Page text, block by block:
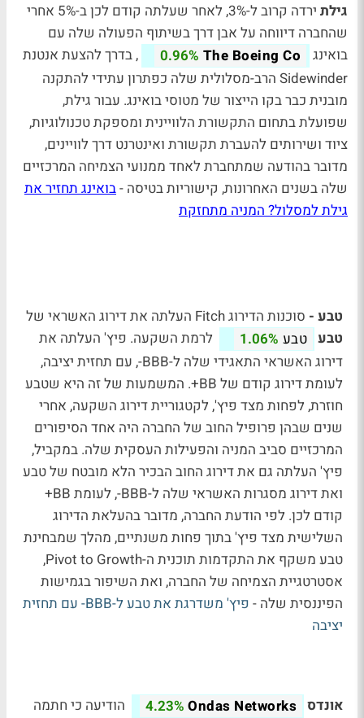
גילת
ירדה קרוב ל-3%, לאחר שעלתה קודם לכן ב-5% אחרי
שהחברה דיווחה על אבן דרך בשיתוף הפעולה שלה עם
בואינג
The Boeing Co
0.96%
, בדרך להצעת אנטנת
Sidewinder הרב-מסלולית שלה כפתרון עתידי להתקנה
מובנית כבר בקו הייצור של מטוסי בואינג. עבור גילת,
שפועלת בתחום התקשורת הלוויינית ומספקת טכנולוגיות,
ציוד ושירותים להעברת תקשורת ואינטרנט דרך לוויינים,
מדובר בהודעה שמתחברת לאחד ממנועי הצמיחה המרכזיים
שלה בשנים האחרונות, קישוריות בטיסה -בואינג תחזיר את
גילת למסלול? המניה מתחזקת
טבע - סוכנות הדירוג Fitch העלתה את דירוג האשראי של
טבע טבע 1.06%
לרמת השקעה. פיץ' העלתה את
דירוג האשראי התאגידי שלה ל-BBB-, עם תחזית יציבה,
לעומת דירוג קודם של BB+. המשמעות של זה היא שטבע
חוזרת, לפחות מצד פיץ', לקטגוריית דירוג השקעה, אחרי
שנים שבהן פרופיל החוב של החברה היה אחד הסיפורים
המרכזיים סביב המניה והפעילות העסקית שלה. במקביל,
פיץ' העלתה גם את דירוג החוב הבכיר הלא מובטח של טבע
ואת דירוג מסגרות האשראי שלה ל-BBB-, לעומת BB+
קודם לכן. לפי הודעת החברה, מדובר בהעלאת הדירוג
השלישית מצד פיץ' בתוך פחות משנתיים, מהלך שמבחינת
טבע משקף את התקדמות תוכנית ה-Pivot to Growth,
אסטרטגיית הצמיחה של החברה, ואת השיפור בגמישות
הפיננסית שלה -
פיץ' משדרגת את טבע ל-BBB- עם תחזית
יציבה
אונדס Ondas Networks
4.23%
הודיעה כי חתמה